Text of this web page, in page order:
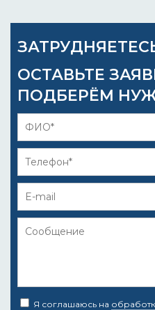
ОСТАВЬТЕ
ПОДБЕРЁМ
Я соглашаюсь на